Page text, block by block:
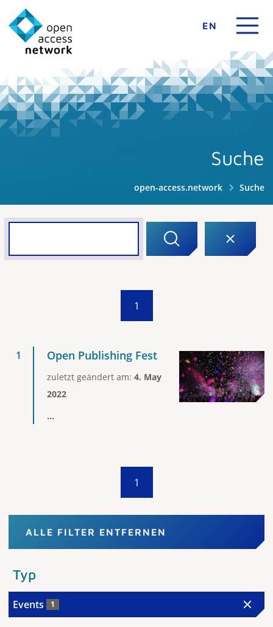
EN
Suche
open-access.network Suche
1
Open Publishing Fest
zuletzt geändert am: 4. May
2022
...
1
ALLE FILTER ENTFERNEN
Typ
Events 1